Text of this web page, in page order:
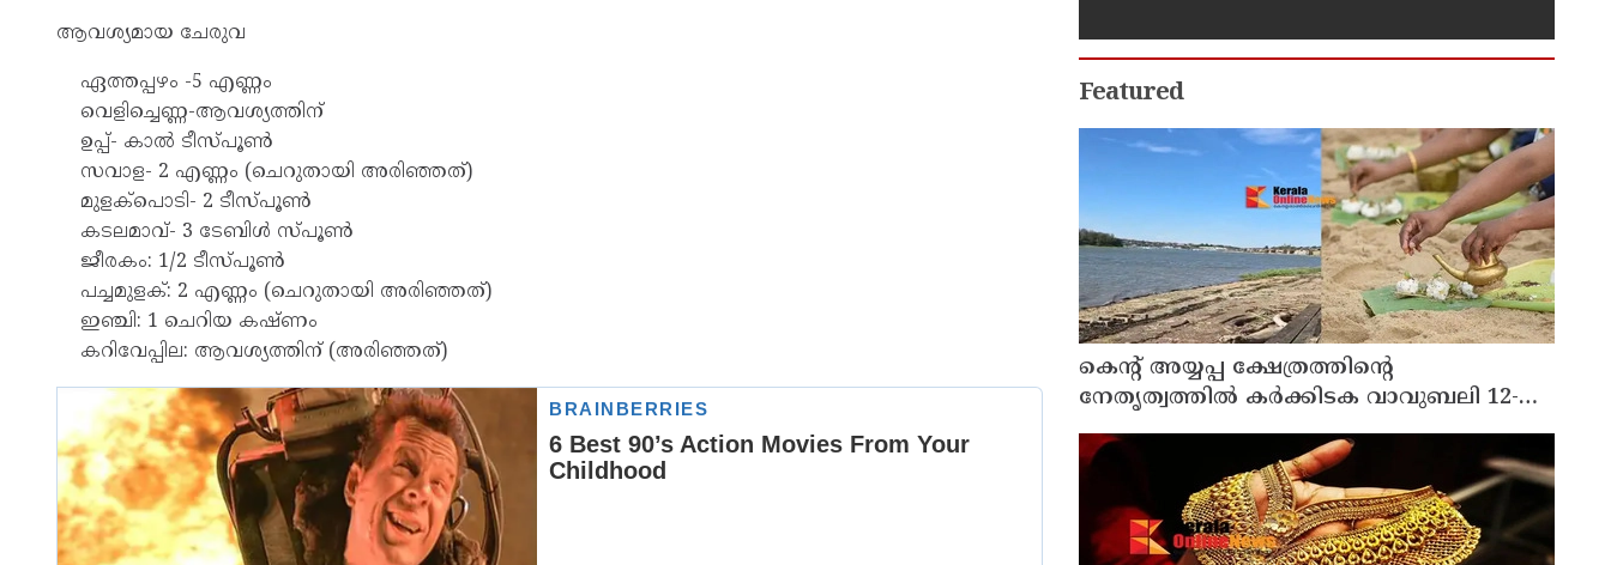
ആവശ്യമായ ചേരുവ
ഏത്തപ്പഴം -5 എണ്ണം
വെളിച്ചെണ്ണ-ആവശ്യത്തിന്
ഉപ്പ്- കാൽ ടീസ്‌പൂണ്‍
സവാള- 2 എണ്ണം (ചെറുതായി അരിഞ്ഞത്)
മുളക്പൊടി- 2 ടീസ്‌പൂണ്‍
കടലമാവ്- 3 ടേബിൾ സ്‌പൂണ്‍
ജീരകം: 1/2 ടീസ്‌പൂണ്‍
പച്ചമുളക്: 2 എണ്ണം (ചെറുതായി അരിഞ്ഞത്)
ഇഞ്ചി: 1 ചെറിയ കഷ്ണം
കറിവേപ്പില: ആവശ്യത്തിന് (അരിഞ്ഞത്)
ഉത്തരവ് സൂക്ഷ്മ പരിശോധനക്ക്
വിധേയമാക്കേണ്ടതുണ്ടെന്ന്
ഹൈകോടതി
Featured
കെന്റ് അയ്യപ്പ ക്ഷേത്രത്തിന്റെ
നേതൃത്വത്തിൽ കർക്കിടക വാവുബലി 12-ന് ;
ഒരുക്കങ്ങൾ പൂർത്തിയായി